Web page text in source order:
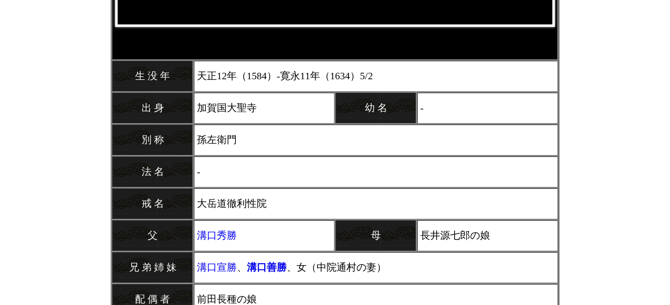
生 没 年 天正12年（1584）-寛永11年（1634）5/2
出 身 加賀国大聖寺 幼 名 -
別 称 孫左衛門
法 名 -
戒 名 大岳道徹利性院
父 溝口秀勝 母 長井源七郎の娘
兄 弟 姉 妹 溝口宣勝、 溝口善勝、女（中院通村の妻）
配 偶 者 前田長種の娘